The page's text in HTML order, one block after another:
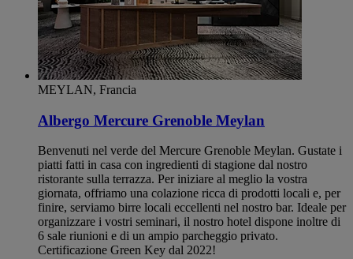
MEYLAN, Francia
Albergo Mercure Grenoble Meylan
Benvenuti nel verde del Mercure Grenoble Meylan. Gustate i
piatti fatti in casa con ingredienti di stagione dal nostro
ristorante sulla terrazza. Per iniziare al meglio la vostra
giornata, offriamo una colazione ricca di prodotti locali e, per
finire, serviamo birre locali eccellenti nel nostro bar. Ideale per
organizzare i vostri seminari, il nostro hotel dispone inoltre di
6 sale riunioni e di un ampio parcheggio privato.
Certificazione Green Key dal 2022!